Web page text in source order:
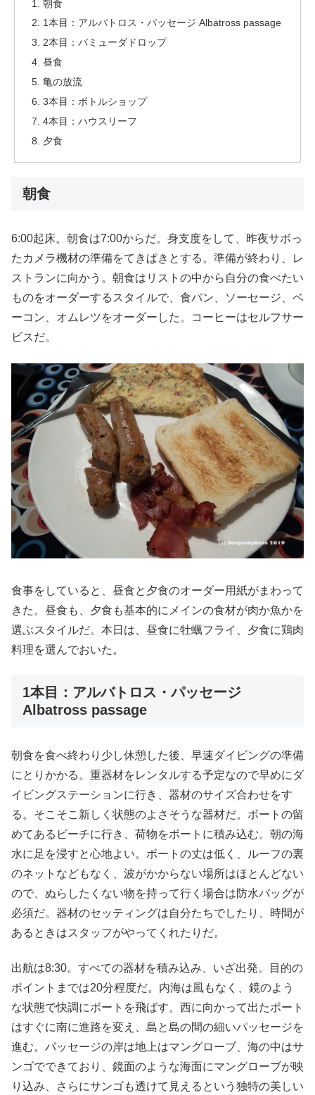
朝食
1本目：アルバトロス・パッセージ Albatross passage
2本目：バミューダドロップ
昼食
亀の放流
3本目：ボトルショップ
4本目：ハウスリーフ
夕食
朝食
6:00起床。朝食は7:00からだ。身支度をして、昨夜サボっ
たカメラ機材の準備をてきぱきとする。準備が終わり、レ
ストランに向かう。朝食はリストの中から自分の食べたい
ものをオーダーするスタイルで、食パン、ソーセージ、ベ
ーコン、オムレツをオーダーした。コーヒーはセルフサー
ビスだ。
食事をしていると、昼食と夕食のオーダー用紙がまわって
きた。昼食も、夕食も基本的にメインの食材が肉か魚かを
選ぶスタイルだ。本日は、昼食に牡蠣フライ、夕食に鶏肉
料理を選んでおいた。
1本目：アルバトロス・パッセージ
Albatross passage
朝食を食べ終わり少し休憩した後、早速ダイビングの準備
にとりかかる。重器材をレンタルする予定なので早めにダ
イビングステーションに行き、器材のサイズ合わせをす
る。そこそこ新しく状態のよさそうな器材だ。ボートの留
めてあるビーチに行き、荷物をボートに積み込む。朝の海
水に足を浸すと心地よい。ボートの丈は低く、ルーフの裏
のネットなどもなく、波がかからない場所はほとんどない
ので、ぬらしたくない物を持って行く場合は防水バッグが
必須だ。器材のセッティングは自分たちでしたり、時間が
あるときはスタッフがやってくれたりだ。
出航は8:30。すべての器材を積み込み、いざ出発。目的の
ポイントまでは20分程度だ。内海は風もなく、鏡のよう
な状態で快調にボートを飛ばす。西に向かって出たボート
はすぐに南に進路を変え、島と島の間の細いパッセージを
進む。パッセージの岸は地上はマングローブ、海の中はサ
ンゴでできており、鏡面のような海面にマングローブが映
り込み、さらにサンゴも透けて見えるという独特の美しい